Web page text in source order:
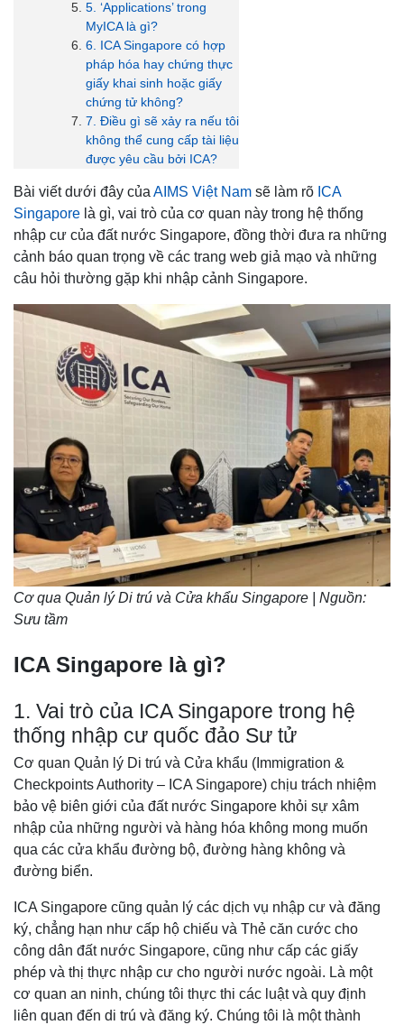
5. ‘Applications’ trong
MyICA là gì?
6. ICA Singapore có hợp
pháp hóa hay chứng thực
giấy khai sinh hoặc giấy
chứng tử không?
7. Điều gì sẽ xảy ra nếu tôi
không thể cung cấp tài liệu
được yêu cầu bởi ICA?
Bài viết dưới đây của AIMS Việt Nam sẽ làm rõ ICA
Singapore là gì, vai trò của cơ quan này trong hệ thống
nhập cư của đất nước Singapore, đồng thời đưa ra những
cảnh báo quan trọng về các trang web giả mạo và những
câu hỏi thường gặp khi nhập cảnh Singapore.
Cơ qua Quản lý Di trú và Cửa khẩu Singapore | Nguồn:
Sưu tầm
ICA Singapore là gì?
1. Vai trò của ICA Singapore trong hệ
thống nhập cư quốc đảo Sư tử
Cơ quan Quản lý Di trú và Cửa khẩu (Immigration &
Checkpoints Authority – ICA Singapore) chịu trách nhiệm
bảo vệ biên giới của đất nước Singapore khỏi sự xâm
nhập của những người và hàng hóa không mong muốn
qua các cửa khẩu đường bộ, đường hàng không và
đường biển.
ICA Singapore cũng quản lý các dịch vụ nhập cư và đăng
ký, chẳng hạn như cấp hộ chiếu và Thẻ căn cước cho
công dân đất nước Singapore, cũng như cấp các giấy
phép và thị thực nhập cư cho người nước ngoài. Là một
cơ quan an ninh, chúng tôi thực thi các luật và quy định
liên quan đến di trú và đăng ký. Chúng tôi là một thành